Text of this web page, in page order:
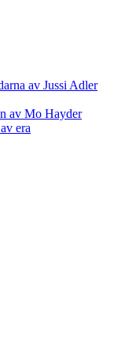
av Jussi Adler
av Mo Hayder
era